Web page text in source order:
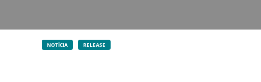
NOTÍCIA RELEASE